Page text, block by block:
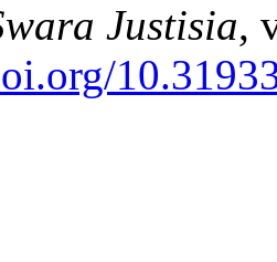
Justisia,